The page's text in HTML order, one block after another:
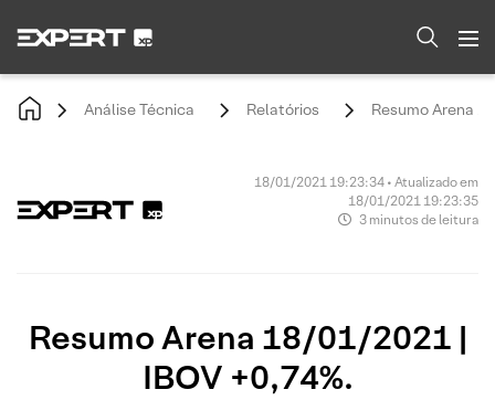
Análise Técnica Relatórios Resumo Arena
18/01/2021 19:23:34 • Atualizado em
18/01/2021 19:23:35
3 minutos de leitura
Resumo Arena 18/01/2021 |
IBOV +0,74%.